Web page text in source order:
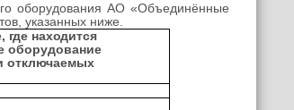
оборудования АО «Объединённые
указанных ниже.
где находится
оборудование
отключаемых